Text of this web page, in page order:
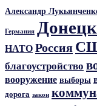
Александр
Германия Донецк
НАТО Россия
благоустройство
вооружение выборы
дорога закон